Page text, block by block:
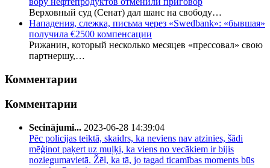
Верховный суд (Сенат) дал шанс на свободу…
Нападения, слежка, письма через «Swedbank»: «бывшая»
получила €2500 компенсации
Рижанин, который несколько месяцев «прессовал» свою
партнершу,…
Комментарии
Комментарии
Secinājumi... 2023-06-28 14:39:04
Pēc policijas teiktā, skaidrs, ka neviens nav atzinies, šādi
mēģinot paķert uz muļķi, ka viens no vecākiem ir bijis
noziegumavietā. Žēl, ka tā, jo tagad ticamības moments būs